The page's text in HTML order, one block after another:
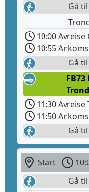
Gå
10:00
10:55
Gå
FB73
11:30
11:50
Gå
Start
Gå